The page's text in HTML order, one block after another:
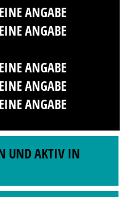
ANGABE
ANGABE
ANGABE
ANGABE
ANGABE
UND AKTIV IN